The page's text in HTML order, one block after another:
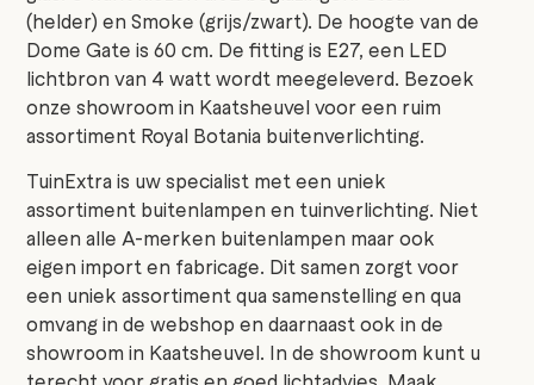
(helder) en Smoke (grijs/zwart). De hoogte van de
Dome Gate is 60 cm. De fitting is E27, een LED
lichtbron van 4 watt wordt meegeleverd. Bezoek
onze showroom in Kaatsheuvel voor een ruim
assortiment Royal Botania buitenverlichting.
TuinExtra is uw specialist met een uniek
assortiment buitenlampen en tuinverlichting. Niet
alleen alle A-merken buitenlampen maar ook
eigen import en fabricage. Dit samen zorgt voor
een uniek assortiment qua samenstelling en qua
omvang in de webshop en daarnaast ook in de
showroom in Kaatsheuvel. In de showroom kunt u